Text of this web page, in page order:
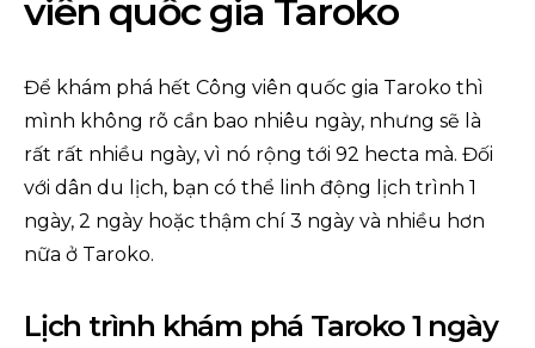
viên quốc gia Taroko
Để khám phá hết Công viên quốc gia Taroko thì
mình không rõ cần bao nhiêu ngày, nhưng sẽ là
rất rất nhiều ngày, vì nó rộng tới 92 hecta mà. Đối
với dân du lịch, bạn có thể linh động lịch trình 1
ngày, 2 ngày hoặc thậm chí 3 ngày và nhiều hơn
nữa ở Taroko.
Lịch trình khám phá Taroko 1 ngày